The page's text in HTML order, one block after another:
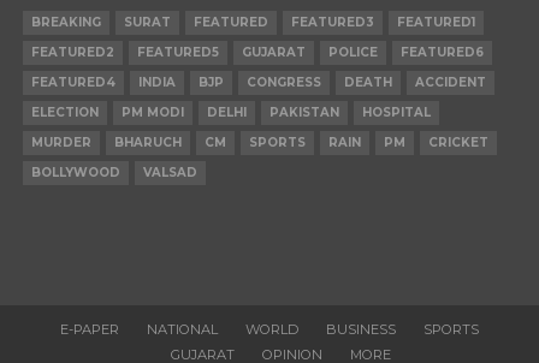
E-PAPER NATIONAL WORLD BUSINESS
SPORTS
GUJARAT
OPINION MORE